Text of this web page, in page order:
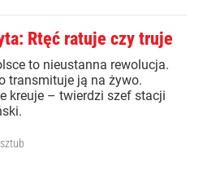
Rtęć ratuje czy truje
to nieustanna rewolucja.
transmituje ją na żywo.
kreuje – twierdzi szef stacji